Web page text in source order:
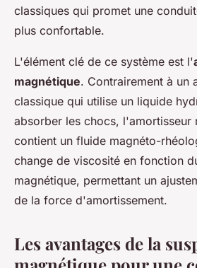
classiques qui promet une
plus confortable.
L'élément clé de ce système est l'
magnétique. Contrairement à un
classique qui utilise un liquide
absorber les chocs, l'amortisseur
contient un fluide magnéto-
change de viscosité en fonction
magnétique, permettant un
de la force d'amortissement.
Les avantages de la